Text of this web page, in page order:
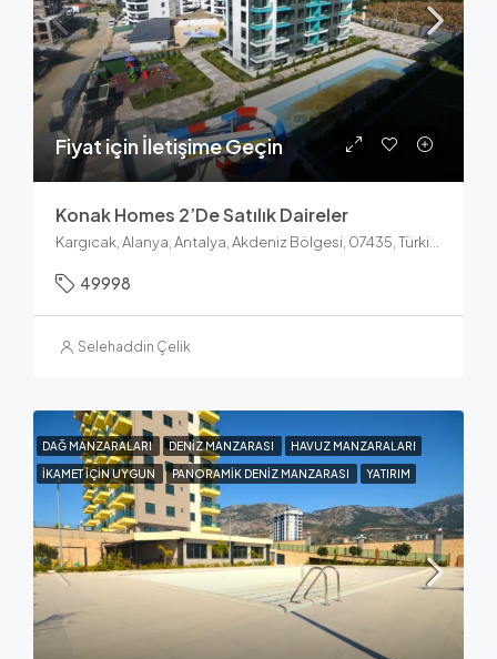
Fiyat için İletişime Geçin
Konak Homes 2’de Satılık Daireler
49998
Selehaddin Çelik
DAĞ MANZARALARI DENIZ MANZARASI HAVUZ MANZARALARI
İKAMET IÇIN UYGUN PANORAMIK DENIZ MANZARASI YATIRIM